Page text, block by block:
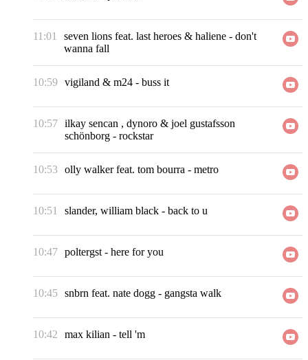
11:01 seven lions feat. last heroes & haliene - don't
wanna fall
10:59 vigiland & m24 - buss it
10:57 ilkay sencan , dynoro & joel gustafsson
schönborg - rockstar
10:53 olly walker feat. tom bourra - metro
10:51 slander, william black - back to u
10:47 poltergst - here for you
10:45 snbrn feat. nate dogg - gangsta walk
10:42 max kilian - tell 'm